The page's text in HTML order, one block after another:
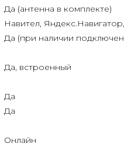
Да (антенна в комплекте)
Навител,
Да (при наличии
Да, встроенный
Да
Да
Онлайн